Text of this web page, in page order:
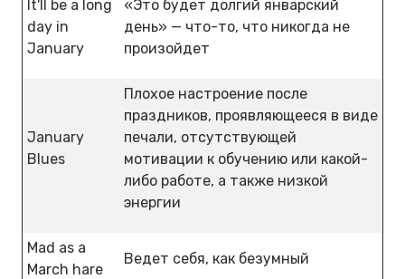
It'll be a long
day in
January
«Это будет долгий январский
день» — что-то, что никогда не
произойдет
January
Blues
Плохое настроение после
праздников, проявляющееся в виде
печали, отсутствующей
мотивации к обучению или какой-
либо работе, а также низкой
энергии
Mad as a
March hare
Ведет себя, как безумный